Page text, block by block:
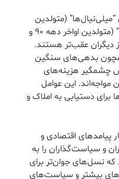
(متولدین
دهه‌های ۸۰ و ۹۰ میلادی) و “نسل زد” (متولدین اواخر دهه ۹۰ و
از دیگران عقب‌تر هستند.
بدهی‌های سنگین
چشمگیر هزینه‌های
این عوامل
دستیابی به املاک و
پیامدهای اقتصادی و
و سیاست‌گذاران را به
نسل‌های جوان‌تر برای
بیشتر و سیاست‌های